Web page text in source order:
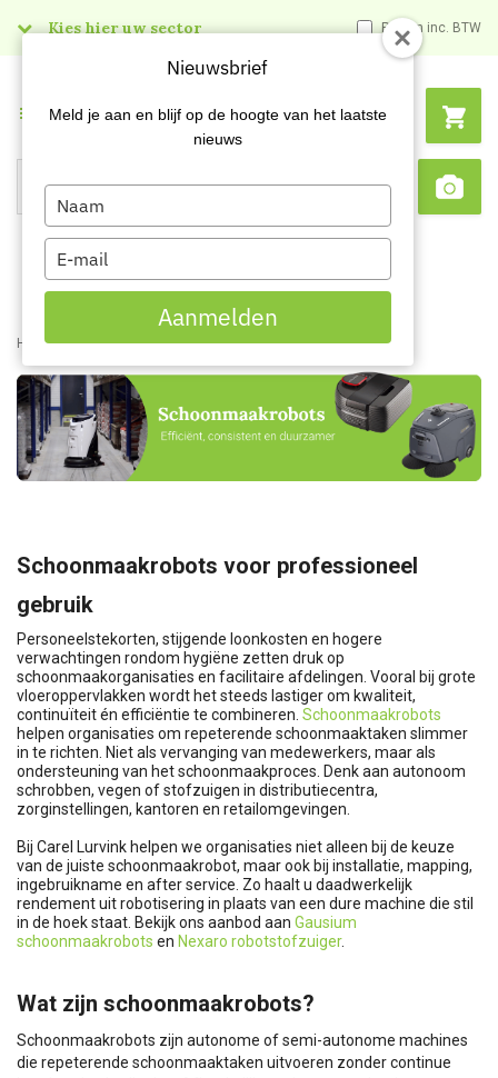
Kies hier uw sector Prijzen inc. BTW
Search
Menu
Home Content Schoonmaakrobots
Schoonmaakrobots voor professioneel
gebruik
Personeelstekorten, stijgende loonkosten en hogere
verwachtingen rondom hygiëne zetten druk op
schoonmaakorganisaties en facilitaire afdelingen. Vooral bij grote
vloeroppervlakken wordt het steeds lastiger om kwaliteit,
continuïteit én efficiëntie te combineren. Schoonmaakrobots
helpen organisaties om repeterende schoonmaaktaken slimmer
in te richten. Niet als vervanging van medewerkers, maar als
ondersteuning van het schoonmaakproces. Denk aan autonoom
schrobben, vegen of stofzuigen in distributiecentra,
zorginstellingen, kantoren en retailomgevingen.
Bij Carel Lurvink helpen we organisaties niet alleen bij de keuze
van de juiste schoonmaakrobot, maar ook bij installatie, mapping,
ingebruikname en after service. Zo haalt u daadwerkelijk
rendement uit robotisering in plaats van een dure machine die stil
in de hoek staat. Bekijk ons aanbod aan Gausium
schoonmaakrobots en Nexaro robotstofzuiger.
Wat zijn schoonmaakrobots?
Schoonmaakrobots zijn autonome of semi-autonome machines
die repeterende schoonmaaktaken uitvoeren zonder continue
Nieuwsbrief
Meld je aan en blijf op de hoogte van het laatste
nieuws
Type
your
name
Type
your
email
Aanmelden